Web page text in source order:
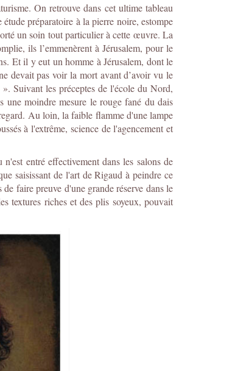
On retrouve dans cet ultime tableau
préparatoire à la pierre noire, estompe
un soin tout particulier à cette œuvre. La
ils l’emmenèrent à Jérusalem, pour le
Et il y eut un homme à Jérusalem, dont le
devait pas voir la mort avant d’avoir vu le
Suivant les préceptes de l'école du Nord,
moindre mesure le rouge fané du dais
Au loin, la faible flamme d'une lampe
à l'extrême, science de l'agencement et
entré effectivement dans les salons de
saisissant de l'art de Rigaud à peindre ce
faire preuve d'une grande réserve dans le
textures riches et des plis soyeux, pouvait